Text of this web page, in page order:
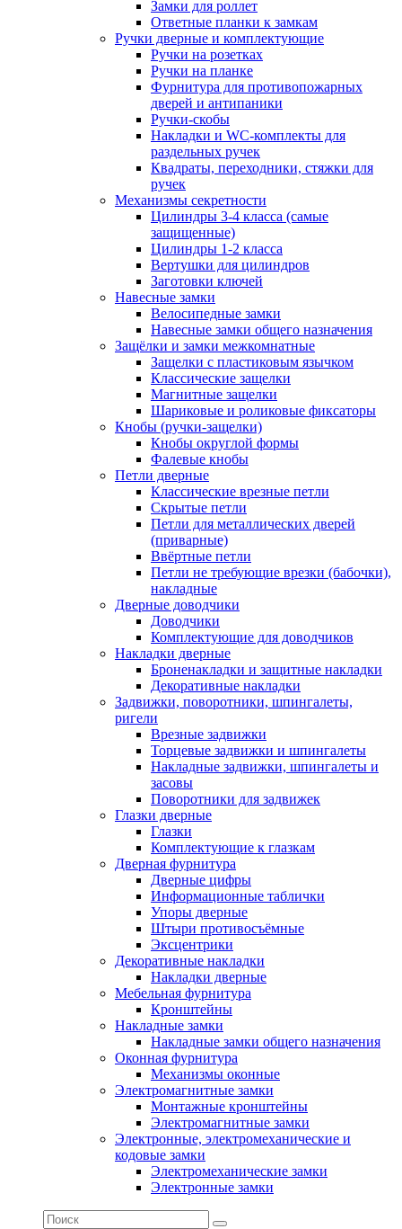
Замки для роллет
Ответные планки к замкам
Ручки дверные и комплектующие
Ручки на розетках
Ручки на планке
Фурнитура для противопожарных
дверей и антипаники
Ручки-скобы
Накладки и WC-комплекты для
раздельных ручек
Квадраты, переходники, стяжки для
ручек
Механизмы секретности
Цилиндры 3-4 класса (самые
защищенные)
Цилиндры 1-2 класса
Вертушки для цилиндров
Заготовки ключей
Навесные замки
Велосипедные замки
Навесные замки общего назначения
Защёлки и замки межкомнатные
Защелки с пластиковым язычком
Классические защелки
Магнитные защелки
Шариковые и роликовые фиксаторы
Кнобы (ручки-защелки)
Кнобы округлой формы
Фалевые кнобы
Петли дверные
Классические врезные петли
Скрытые петли
Петли для металлических дверей
(приварные)
Ввёртные петли
Петли не требующие врезки (бабочки),
накладные
Дверные доводчики
Доводчики
Комплектующие для доводчиков
Накладки дверные
Броненакладки и защитные накладки
Декоративные накладки
Задвижки, поворотники, шпингалеты,
ригели
Врезные задвижки
Торцевые задвижки и шпингалеты
Накладные задвижки, шпингалеты и
засовы
Поворотники для задвижек
Глазки дверные
Глазки
Комплектующие к глазкам
Дверная фурнитура
Дверные цифры
Информационные таблички
Упоры дверные
Штыри противосъёмные
Эксцентрики
Декоративные накладки
Накладки дверные
Мебельная фурнитура
Кронштейны
Накладные замки
Накладные замки общего назначения
Оконная фурнитура
Механизмы оконные
Электромагнитные замки
Монтажные кронштейны
Электромагнитные замки
Электронные, электромеханические и
кодовые замки
Электромеханические замки
Электронные замки